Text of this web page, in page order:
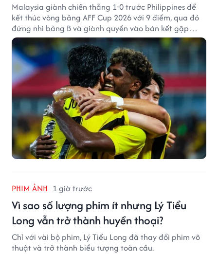
Malaysia giành chiến thắng 1-0 trước Philippines để
kết thúc vòng bảng AFF Cup 2026 với 9 điểm, qua đó
đứng nhì bảng B và giành quyền vào bán kết gặp
tuyển Việt Nam.
PHIM ẢNH 1 giờ trước
Vì sao số lượng phim ít nhưng Lý Tiểu
Long vẫn trở thành huyền thoại?
Chỉ với vài bộ phim, Lý Tiểu Long đã thay đổi phim võ
thuật và trở thành biểu tượng toàn cầu.